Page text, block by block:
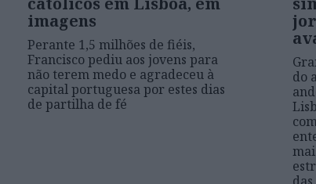
imagens
Perante 1,5 milhões de fiéis,
Francisco pediu aos jovens para
não terem medo e agradeceu à
capital portuguesa por estes dias
de partilha de fé
do